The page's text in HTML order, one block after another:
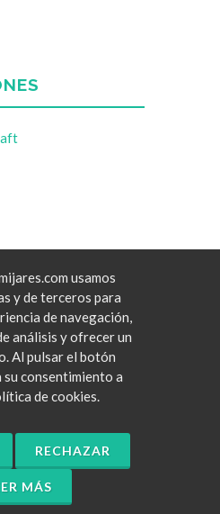
DEFOTOS
usamos
y de terceros para
de navegación,
análisis y ofrecer un
Al pulsar el botón
su consentimiento a
de cookies.
RECHAZAR
MÁS